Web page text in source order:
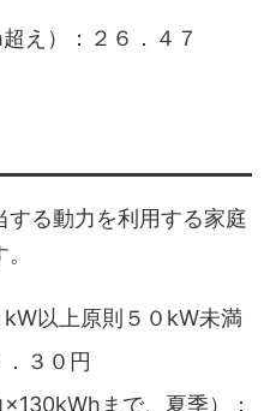
え）：２６．４７
る動力を利用する家庭
以上原則５０kW未満
３０円
まで、夏季）：